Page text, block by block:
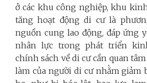
ở các khu công nghiệp, khu
tăng hoạt động di cư là
nguồn cung lao động, đáp ứng
nhân lực trong phát triển
chính sách về di cư cần quan
làm của người di cư nhằm giảm